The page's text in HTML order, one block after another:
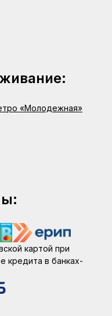
«Молодежная»
картой при
кредита в банках-